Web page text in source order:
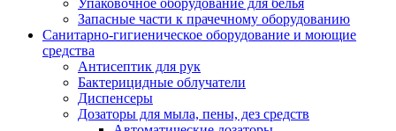
Упаковочное оборудование для белья
Запасные части к прачечному оборудованию
Санитарно-гигиеническое оборудование и моющие
средства
Антисептик для рук
Бактерицидные облучатели
Диспенсеры
Дозаторы для мыла, пены, дез средств